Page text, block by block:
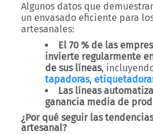
Algunos datos que
un envasado eficiente para
artesanales:
El 70 % de las
invierte regularmente
de sus líneas,
tapadoras,
Las líneas
ganancia media de
¿Por qué seguir las
artesanal?